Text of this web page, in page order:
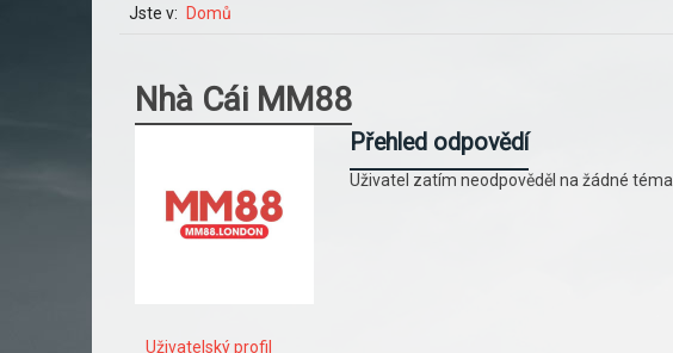
Jste v: Domů
Nhà Cái MM88
Uživatelský profil
Přehled odpovědí
Uživatel zatím neodpověděl na žádné téma.